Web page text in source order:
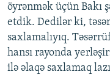
öyrənmək üçün Bakı
etdik. Dedilər ki,
saxlamalıyıq.
hansı rayonda
ilə əlaqə saxlamaq